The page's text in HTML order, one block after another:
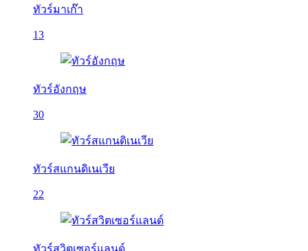
ทัวร์มาเก๊า
13
ทัวร์อังกฤษ
30
ทัวร์สแกนดิเนเวีย
22
ทัวร์สวิตเซอร์แลนด์